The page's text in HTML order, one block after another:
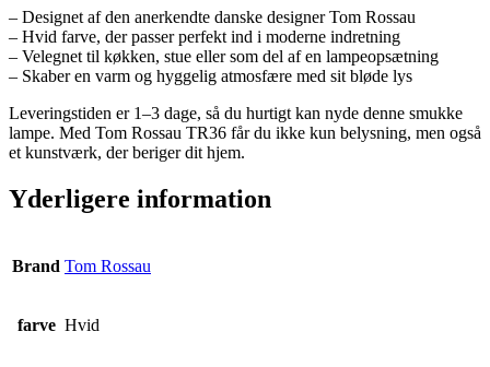
– Designet af den anerkendte danske designer Tom Rossau
– Hvid farve, der passer perfekt ind i moderne indretning
– Velegnet til køkken, stue eller som del af en lampeopsætning
– Skaber en varm og hyggelig atmosfære med sit bløde lys
Leveringstiden er 1–3 dage, så du hurtigt kan nyde denne smukke
lampe. Med Tom Rossau TR36 får du ikke kun belysning, men også
et kunstværk, der beriger dit hjem.
Yderligere information
Brand Tom Rossau
farve Hvid